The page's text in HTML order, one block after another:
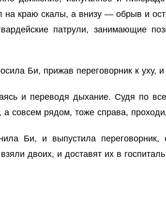
на краю скалы, а внизу — обрыв и
патрули, занимающие
Би, прижав переговорник к уху,
и переводя дыхание. Судя по
совсем рядом, тоже справа,
Би, и выпустила переговорник,
двоих, и доставят их в